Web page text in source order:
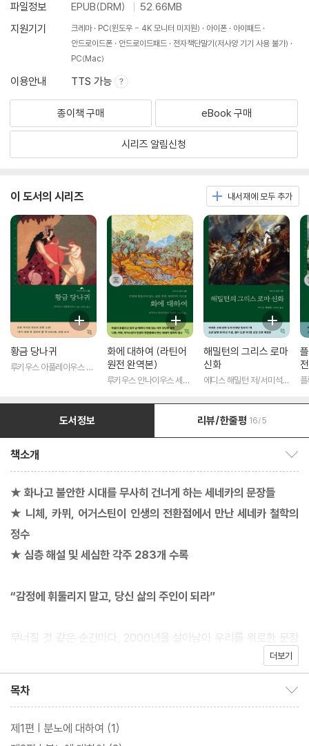
파일정보
EPUB(DRM)
52.66MB
지원기기
크레마 PC(윈도우 - 4K 모니터 미지원) 아이폰
아이패드
안드로이드폰
안드로이드패드
전자책단말기(저사양 기기 사용 불가)
PC(Mac)
이용안내 TTS 가능
종이책 구매 eBook 구매
시리즈 알림신청
이 도서의 시리즈 내서재에 모두 추가
황금 당나귀
루키우스 아풀레이우스 저/
화에 대하여 (라틴어
원전 완역본)
루키우스 안나이우스 세네
해밀턴의 그리스 로마
신화
에디스 해밀턴 저/서미석
도서정보 리뷰/한줄평 16/5
책소개
★ 화나고 불안한 시대를 무사히 건너게 하는 세네카의 문장들
★ 니체, 카뮈, 어거스틴이 인생의 전환점에서 만난 세네카 철학의
정수
★ 심층 해설 및 세심한 각주 283개 수록
“감정에 휘둘리지 말고, 당신 삶의 주인이 되라”
무너질 것 같은 순간마다, 2000년을 살아남아 우리를 위로한 문장
이 있었다. 분노, 불안, 절망에 흔들리는 시대. 감정을 다스리는 법을
“철학은 인생의 상처를 치유하는 연고다.”
『화에 대하여』는 세네카 실천철학의 출발점이자 정수로, 감정이라
더보기
목차
제1편 | 분노에 대하여 (1)